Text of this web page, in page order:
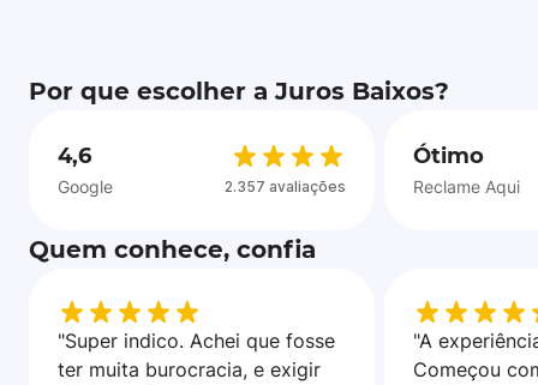
Por que escolher a Juros Baixos?
4,6
Google 2.357 avaliações
Ótimo
Reclame Aqui
Quem conhece, confia
"Super indico. Achei que fosse
ter muita burocracia, e exigir
"A
Começou